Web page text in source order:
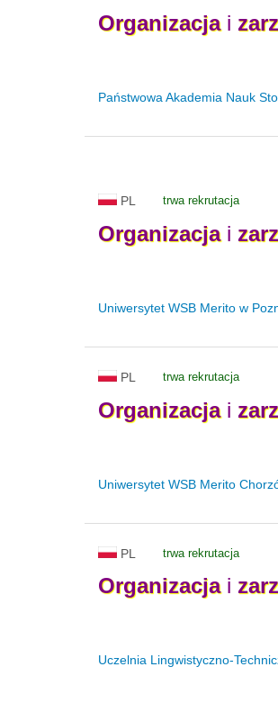
Organizacjai
Państwowa Akademia Nauk
PL trwa rekrutacja
Organizacjai
Uniwersytet WSB Merito w
PL trwa rekrutacja
Organizacjai
Uniwersytet WSB Merito
PL trwa rekrutacja
Organizacjai
Uczelnia Lingwistyczno-